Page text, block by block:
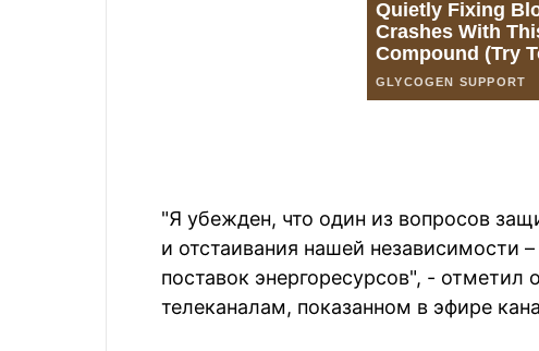
"Я убежден, что один из вопросов
и отстаивания нашей независимости
поставок энергоресурсов", - отметил
телеканалам, показанном в эфире